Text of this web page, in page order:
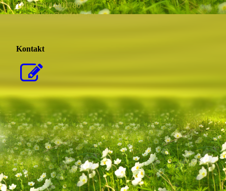
Tel. 0176 44401780
anja.sticklun@nordcom-net
Kontakt